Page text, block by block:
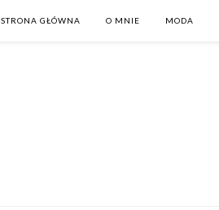
STRONA GŁÓWNA O MNIE MODA